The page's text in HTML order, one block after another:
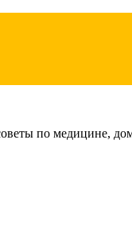
по медицине,